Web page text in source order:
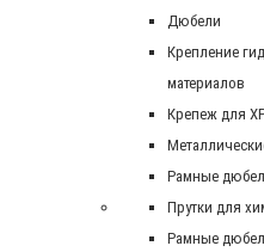
Дюбели
Крепление
материалов
Крепеж для
Рамные
Прутки для
Рамные